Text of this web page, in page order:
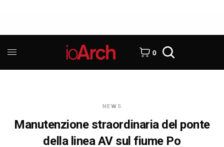
0
NEWS
Manutenzione straordinaria del ponte
della linea AV sul fiume Po